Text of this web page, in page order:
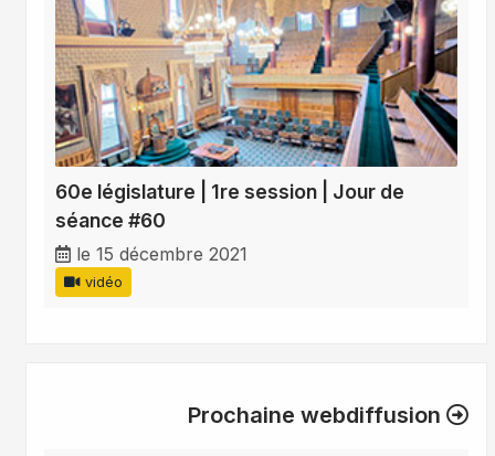
60e législature | 1re session | Jour de
séance #60
le 15 décembre 2021
vidéo
Prochaine webdiffusion